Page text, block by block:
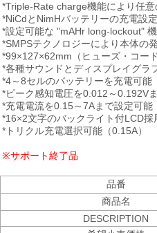
*Triple-Rate charge機能により任
*NiCdとNimHバッテリーの充電設
*設定可能な "mAHr long-lockout"
*SMPSテクノロジーにより本体の
*99×127×62mm（ヒューズ・コー
*各種サウンドとディスプレイグラ
*4～8セルのバッテリーを充電可能
*ピーク感知電圧を0.012～0.192V
*充電電流を0.15～7Aまで設定可能
*16×2文字のバックライト付LCD採
*トリクル充電選択可能（0.15A）
※サポート終了品
品番
商品名
DESCRIPTION